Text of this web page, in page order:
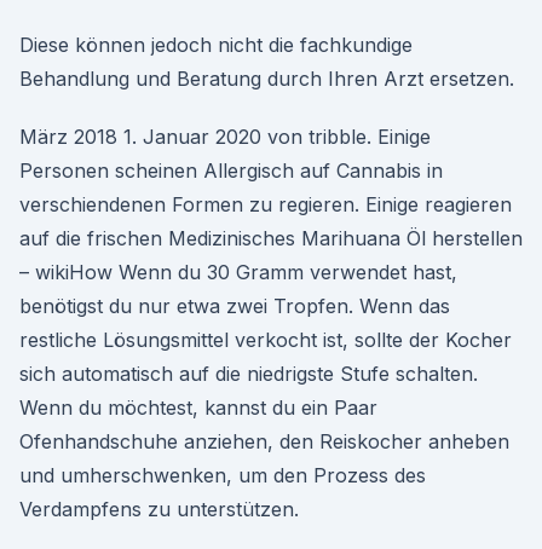
Diese können jedoch nicht die fachkundige
Behandlung und Beratung durch Ihren Arzt ersetzen.
März 2018 1. Januar 2020 von tribble. Einige
Personen scheinen Allergisch auf Cannabis in
verschiendenen Formen zu regieren. Einige reagieren
auf die frischen Medizinisches Marihuana Öl herstellen
– wikiHow Wenn du 30 Gramm verwendet hast,
benötigst du nur etwa zwei Tropfen. Wenn das
restliche Lösungsmittel verkocht ist, sollte der Kocher
sich automatisch auf die niedrigste Stufe schalten.
Wenn du möchtest, kannst du ein Paar
Ofenhandschuhe anziehen, den Reiskocher anheben
und umherschwenken, um den Prozess des
Verdampfens zu unterstützen.